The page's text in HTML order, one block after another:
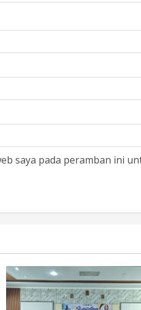
saya pada peramban ini